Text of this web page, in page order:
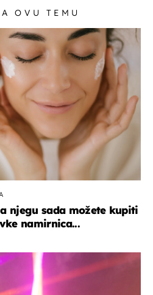
OVU TEMU
njegu sada možete kupiti
namirnica...